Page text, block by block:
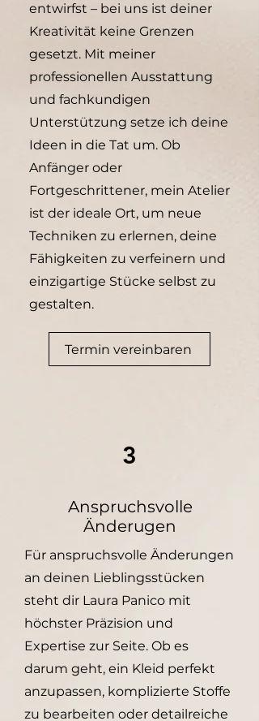
entwirfst – bei uns ist deiner
Kreativität keine Grenzen
gesetzt. Mit meiner
professionellen Ausstattung
und fachkundigen
Unterstützung setze ich deine
Ideen in die Tat um. Ob
Anfänger oder
Fortgeschrittener, mein Atelier
ist der ideale Ort, um neue
Techniken zu erlernen, deine
Fähigkeiten zu verfeinern und
einzigartige Stücke selbst zu
gestalten.
Termin vereinbaren
3
Anspruchsvolle
Änderugen
Für anspruchsvolle Änderungen
an deinen Lieblingsstücken
steht dir Laura Panico mit
höchster Präzision und
Expertise zur Seite. Ob es
darum geht, ein Kleid perfekt
anzupassen, komplizierte Stoffe
zu bearbeiten oder detailreiche